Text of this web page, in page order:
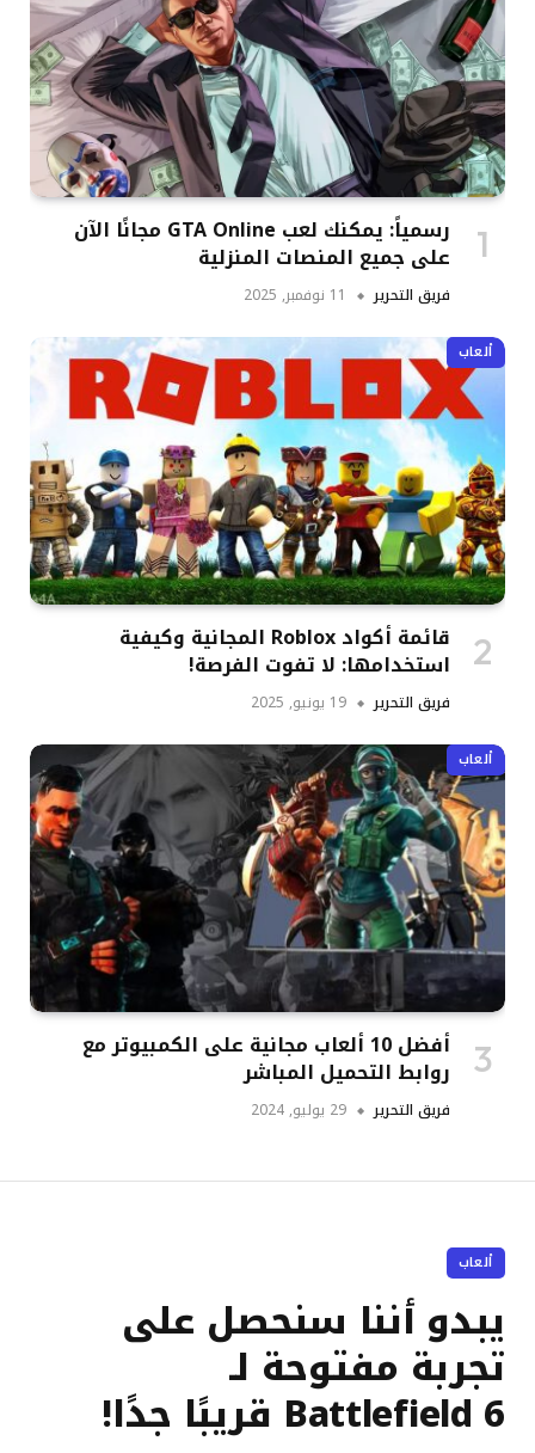
رسمياً: يمكنك لعب GTA Online مجانًا الآن
على جميع المنصات المنزلية
فريق التحرير 11 نوفمبر, 2025
ألعاب
قائمة أكواد Roblox المجانية وكيفية
استخدامها: لا تفوت الفرصة!
فريق التحرير 19 يونيو, 2025
ألعاب
أفضل 10 ألعاب مجانية على الكمبيوتر مع
روابط التحميل المباشر
فريق التحرير 29 يوليو, 2024
ألعاب
يبدو أننا سنحصل على
تجربة مفتوحة لـ
Battlefield 6 قريبًا جدًا!